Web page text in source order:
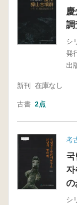
シ
発
出
新刊 在庫なし
古書 2点
考
の
シ